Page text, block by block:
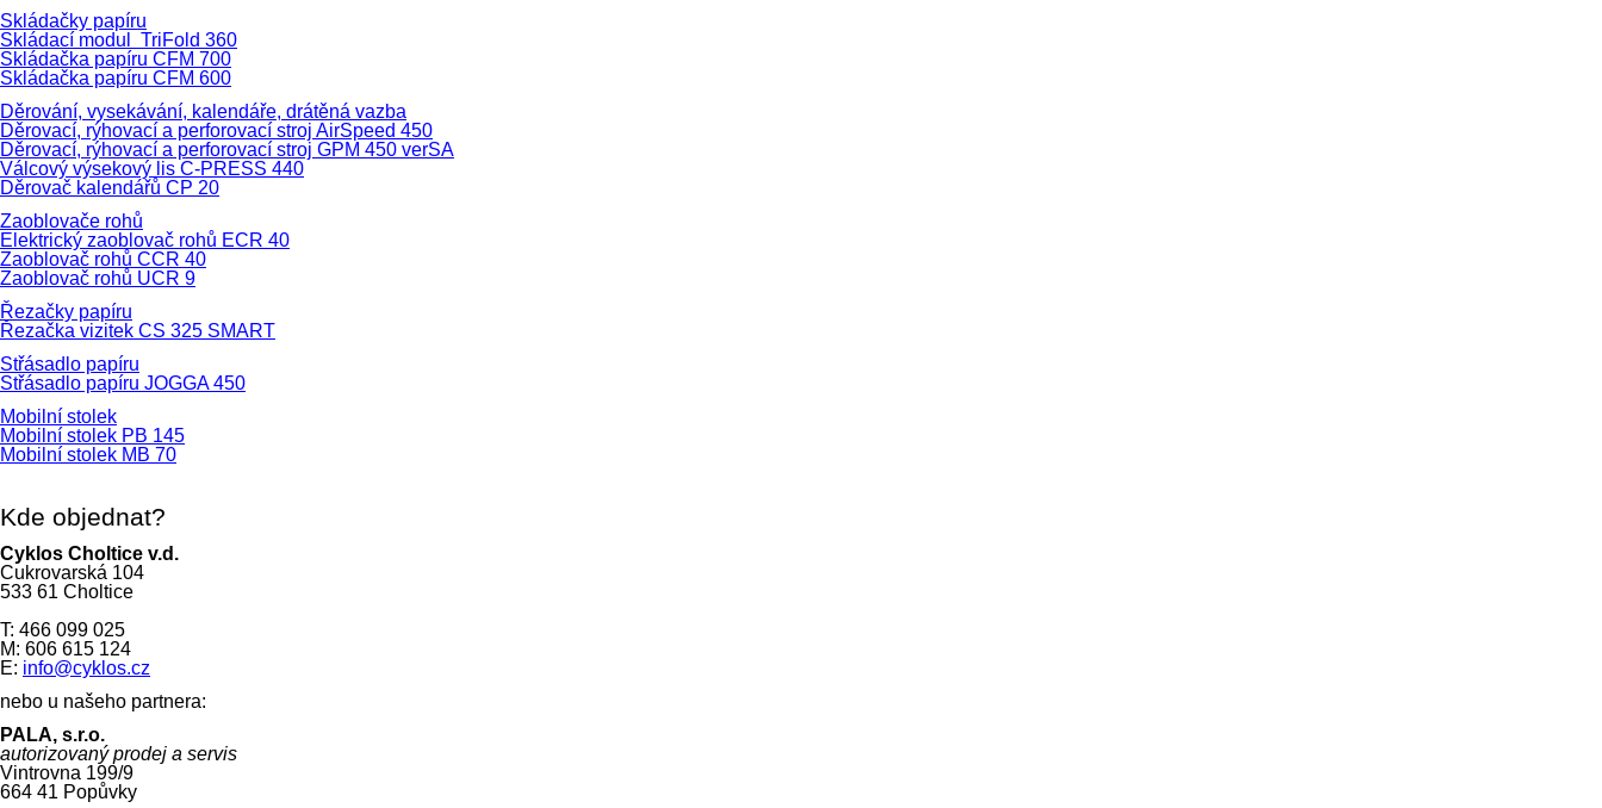
Skládačky papíru
Skládací modul TriFold 360
Skládačka papíru CFM 700
Skládačka papíru CFM 600
Děrování, vysekávání, kalendáře, drátěná vazba
Děrovací, rýhovací a perforovací stroj AirSpeed 450
Děrovací, rýhovací a perforovací stroj GPM 450 verSA
Válcový výsekový lis C-PRESS 440
Děrovač kalendářů CP 20
Zaoblovače rohů
Elektrický zaoblovač rohů ECR 40
Zaoblovač rohů CCR 40
Zaoblovač rohů UCR 9
Řezačky papíru
Řezačka vizitek CS 325 SMART
Střásadlo papíru
Střásadlo papíru JOGGA 450
Mobilní stolek
Mobilní stolek PB 145
Mobilní stolek MB 70
Kde objednat?
Cyklos Choltice v.d.
Cukrovarská 104
533 61 Choltice
T: 466 099 025
M: 606 615 124
E: info@cyklos.cz
nebo u našeho partnera:
PALA, s.r.o.
autorizovaný prodej a servis
Vintrovna 199/9
664 41 Popůvky